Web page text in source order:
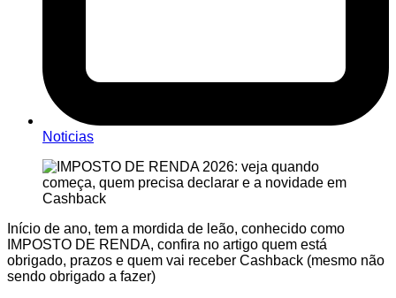
Noticias
Início de ano, tem a mordida de leão, conhecido como
IMPOSTO DE RENDA, confira no artigo quem está
obrigado, prazos e quem vai receber Cashback (mesmo não
sendo obrigado a fazer)